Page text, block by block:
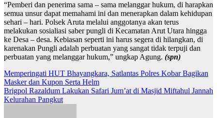
“Pemberi dan penerima sama – sama melanggar hukum, di harapkan
semua unsur dapat memahami ini dan menerapkan dalam kehidupan
sehari – hari. Polsek Aruta melalui anggotanya akan terus
melakukan sosialiasi saber pungli di Kecamatan Arut Utara hingga
ke Desa – desa. Kebiasan seperti ini harus segera di hilangkan, di
karenakan Pungli adalah perbuatan yang sangat tidak terpuji dan
perbuatan yang melanggar hukum,” ungkap Agung. (spn)
Navigasi
pos
Memperingati HUT Bhayangkara, Satlantas Polres Kobar Bagikan
Masker dan Kupon Serta Helm
Brigpol Razaldum Lakukan Safari Jum’at di Masjid Miftahul Jannah
Kelurahan Pangkut